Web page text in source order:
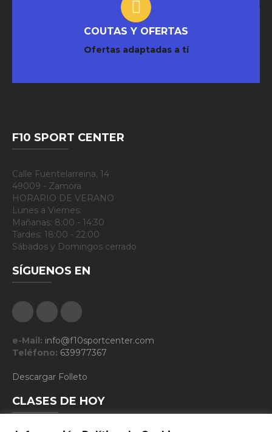
COUTAS Y OFERTAS
Ofertas adaptadas a tí
F10 SPORT CENTER
Calle Fuentelarreina, 14
49009 - Zamora
HORARIO DE VERANO
Lunes a Viernes:
Mañanas: 8:00 - 14:30
Tardes: 18:00 - 22:00
Sábados y Domingos cerrado
SÍGUENOS EN
FacebookGoogle Plus
e-Mail: info@f10sportcenter.com
Teléfono: 639977367
Descargar Folleto
CLASES DE HOY